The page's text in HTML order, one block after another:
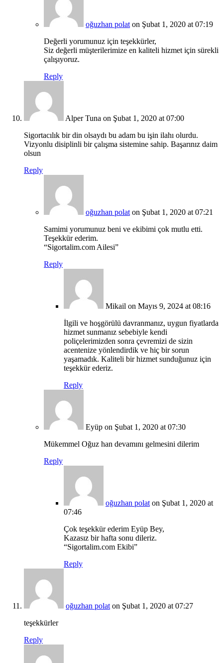
oğuzhan polat on Şubat 1, 2020 at 07:19
Değerli yorumunuz için teşekkürler,
Siz değerli müşterilerimize en kaliteli hizmet için sürekli
çalışıyoruz.
Reply
Alper Tuna on Şubat 1, 2020 at 07:00
Sigortacılık bir din olsaydı bu adam bu işin ilahı olurdu.
Vizyonlu disiplinli bir çalışma sistemine sahip. Başarınız daim
olsun
Reply
oğuzhan polat on Şubat 1, 2020 at 07:21
Samimi yorumunuz beni ve ekibimi çok mutlu etti.
Teşekkür ederim.
“Sigortalim.com Ailesi”
Reply
Mikail on Mayıs 9, 2024 at 08:16
İlgili ve hoşgörülü davranmanız, uygun fiyatlarda
hizmet sunmanız sebebiyle kendi
poliçelerimizden sonra çevremizi de sizin
acentenize yönlendirdik ve hiç bir sorun
yaşamadık. Kaliteli bir hizmet sunduğunuz için
teşekkür ederiz.
Reply
Eyüp on Şubat 1, 2020 at 07:30
Mükemmel Oğuz han devamını gelmesini dilerim
Reply
oğuzhan polat on Şubat 1, 2020 at
07:46
Çok teşekkür ederim Eyüp Bey,
Kazasız bir hafta sonu dileriz.
“Sigortalim.com Ekibi”
Reply
oğuzhan polat on Şubat 1, 2020 at 07:27
teşekkürler
Reply